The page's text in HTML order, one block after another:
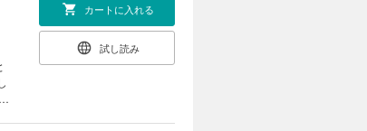
カートに入れる
試し読み